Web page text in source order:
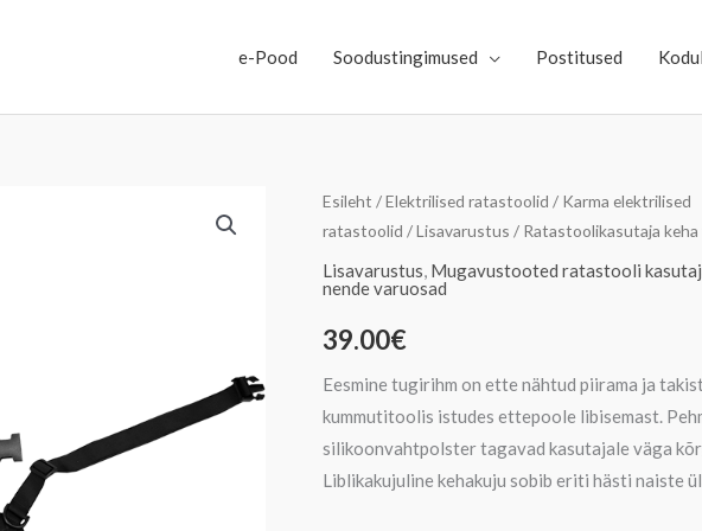
e-Pood Soodustingimused Postitused
Esileht /Elektrilised ratastoolid / Karma elektrilised
ratastoolid /Lisavarustus / Ratastoolikasutaja
Lisavarustus, Mugavustooted ratastooli
nende varuosad
39.00€
Eesmine tugirihm on ette nähtud piirama ja
kummutitoolis istudes ettepoole libisemast.
silikoonvahtpolster tagavad kasutajale väga
Liblikakujuline kehakuju sobib eriti hästi naiste
Ratastoolikasutaja
keha
toetamise
tugirihm
kogus